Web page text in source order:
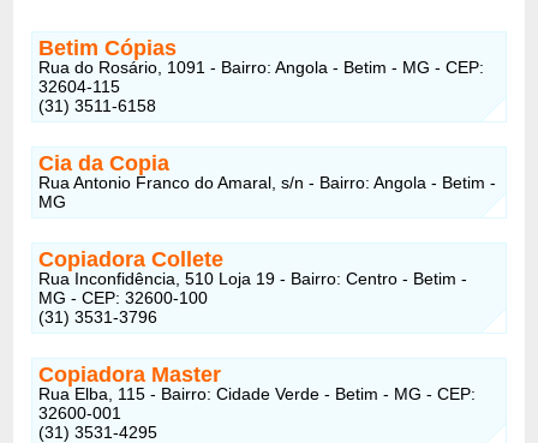
Betim Cópias
Rua do Rosário, 1091 - Bairro: Angola - Betim - MG - CEP:
32604-115
(31) 3511-6158
Cia da Copia
Rua Antonio Franco do Amaral, s/n - Bairro: Angola - Betim -
MG
Copiadora Collete
Rua Inconfidência, 510 Loja 19 - Bairro: Centro - Betim -
MG - CEP: 32600-100
(31) 3531-3796
Copiadora Master
Rua Elba, 115 - Bairro: Cidade Verde - Betim - MG - CEP:
32600-001
(31) 3531-4295